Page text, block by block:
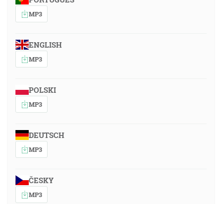
MP3
ENGLISH
MP3
POLSKI
MP3
DEUTSCH
MP3
ČESKY
MP3